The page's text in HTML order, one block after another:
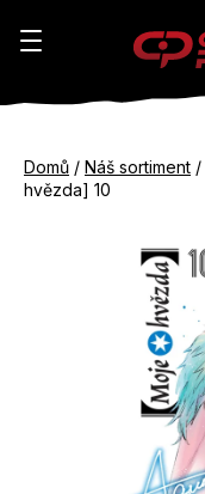
Domů / Náš sortiment /
hvězda] 10
K
do
do